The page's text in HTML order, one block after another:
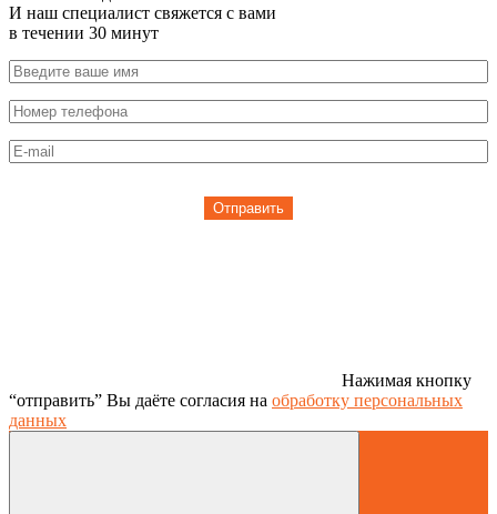
И наш специалист свяжется с вами
в течении 30 минут
Отправить
Нажимая кнопку
“отправить” Вы даёте согласия на обработку персональных
данных